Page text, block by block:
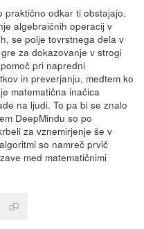
praktično odkar ti obstajajo.
algebraičnih operacij v
se polje tovrstnega dela v
za dokazovanje v strogi
pri napredni
in preverjanju, medtem ko
matematična inačica
na ljudi. To pa bi se znalo
DeepMindu so po
za vznemirjenje še v
so namreč prvič
med matematičnimi